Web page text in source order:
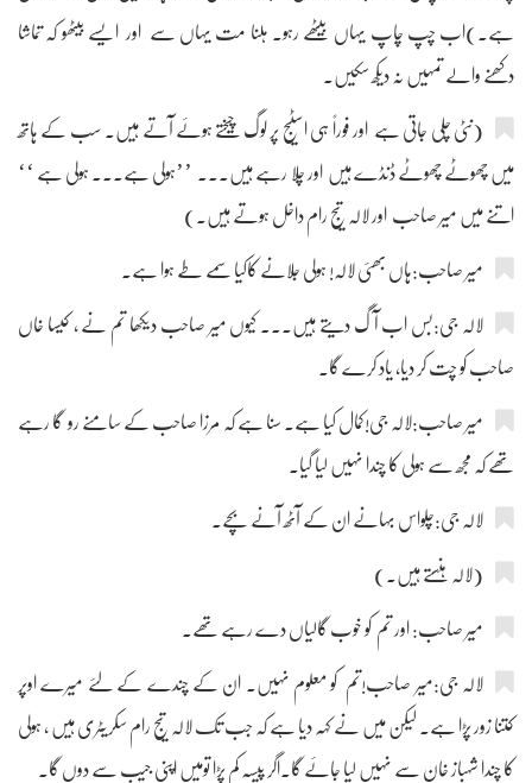
ہے۔)اب چپ چاپ یہاں بیٹھے رہو۔ ہلنا مت یہاں سے اور ایسے بیٹھو کہ تماشا
دکھنے والے تمہیں نہ دیکھ سکیں۔
(نٹی چلی جاتی ہے اور فوراً ہی اسٹیج پر لوگ چیختے ہوئے آتے ہیں۔ سب کے ہاتھ
میں چھوٹے چھوٹے ڈنڈے ہیں اور چلا رہے ہیں۔۔۔ ’’ہولی ہے۔۔۔ ہولی ہے ‘‘
اتنے میں میر صاحب اور لالہ تیج رام داخل ہوتے ہیں۔)
میر صاحب:ہاں بھئی لالہ! ہولی جلانے کاکیا سمے طے ہوا ہے۔
لالہ جی:بس اب آگ دیتے ہیں۔۔۔ کیوں میر صاحب دیکھا تم نے ، کیسا خاں
صاحب کو چت کر دیا، یاد کرے گا۔
میر صاحب:لالہ جی!کمال کیا ہے۔ سنا ہے کہ مرزا صاحب کے سامنے رو گا رہے
تھے کہ مجھ سے ہولی کا چندا نہیں لیا گیا۔
لالہ جی:چلواس بہانے ان کے آٹھ آنے بچے۔
(لالہ ہنستے ہیں۔)
میر صاحب: اور تم کو خوب گالیاں دے رہے تھے۔
لالہ جی:میر صاحب!تم کو معلوم نہیں۔ ان کے چندے کے لئے میرے اوپر
کتنا زور پڑا ہے۔ لیکن میں نے کہہ دیا ہے کہ جب تک لالہ تیج رام سکریٹری ہیں ، ہولی
کا چندا شہباز خان سے نہیں لیا جائے گا۔اگر پیسہ کم پڑا تومیں اپنی جیب سے دوں گا۔